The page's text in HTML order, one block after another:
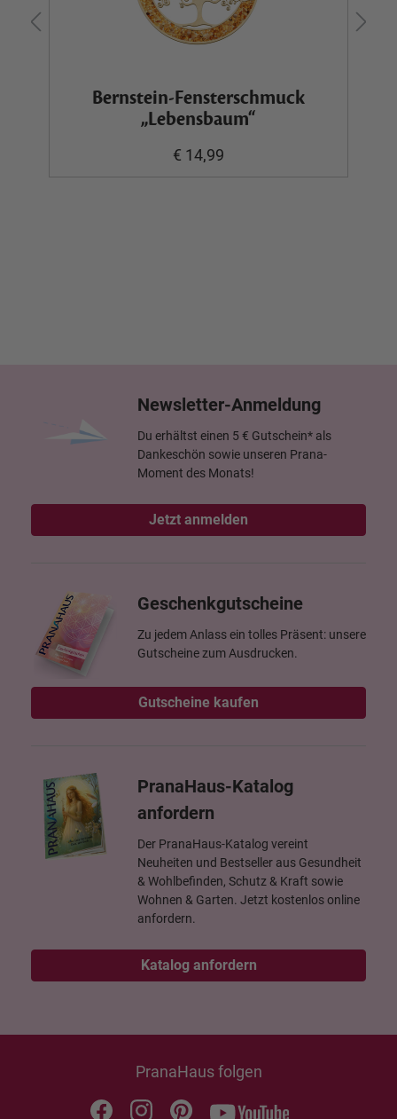
Bernstein-Fensterschmuck
„Lebensbaum“
€ 14,99
Newsletter-Anmeldung
Du erhältst einen 5 € Gutschein* als
Dankeschön sowie unseren Prana-
Moment des Monats!
Jetzt anmelden
Geschenkgutscheine
Zu jedem Anlass ein tolles Präsent: unsere
Gutscheine zum Ausdrucken.
Gutscheine kaufen
PranaHaus-Katalog
anfordern
Der PranaHaus-Katalog vereint
Neuheiten und Bestseller aus Gesundheit
& Wohlbefinden, Schutz & Kraft sowie
Wohnen & Garten. Jetzt kostenlos online
anfordern.
Katalog anfordern
PranaHaus folgen